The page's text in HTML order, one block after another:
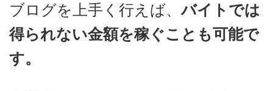
ブログを上手く行えば、バイトでは
得られない金額を稼ぐことも可能で
す。